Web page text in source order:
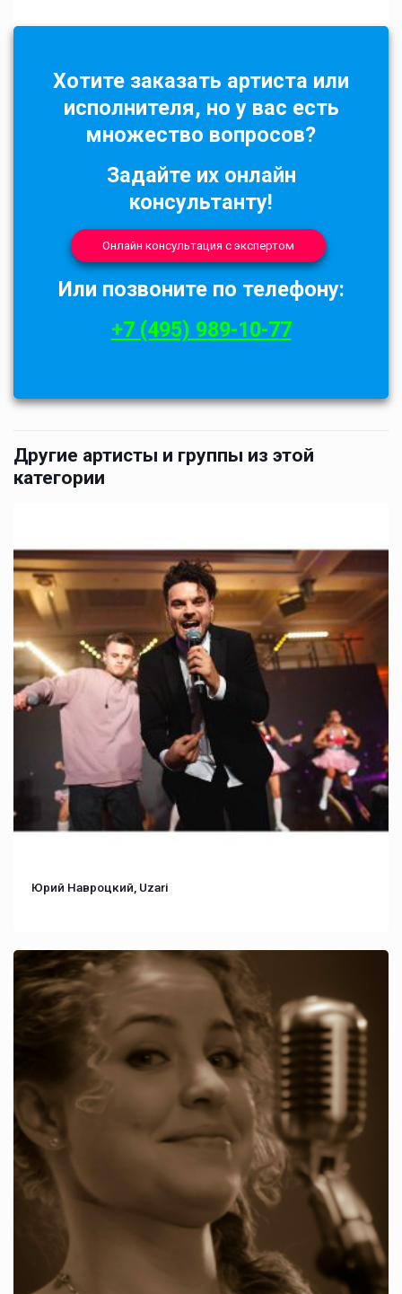
Хотите заказать артиста или
исполнителя, но у вас есть
множество вопросов?
Задайте их онлайн
консультанту!
Онлайн консультация с экспертом
Или позвоните по телефону:
+7 (495) 989-10-77
Другие артисты и группы из этой
категории
Юрий Навроцкий, Uzari